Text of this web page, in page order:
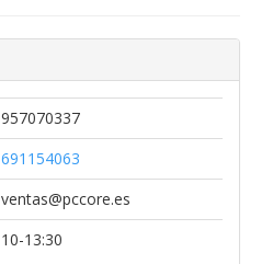
957070337
691154063
ventas@pccore.es
10-13:30